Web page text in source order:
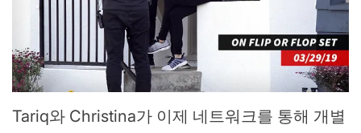
Tariq와 Christina가 이제 네트워크를 통해 개별